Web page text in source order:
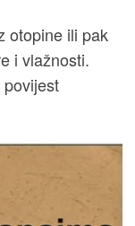
otopine ili pak
i vlažnosti.